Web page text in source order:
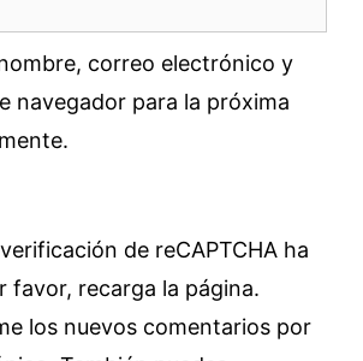
correo electrónico y
navegador para la próxima
de reCAPTCHA ha
favor, recarga la página.
los nuevos comentarios por